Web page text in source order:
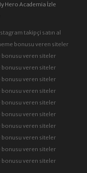
Hero Academia İzle
takipçi satın al
bonusu veren siteler
bonusu veren siteler
bonusu veren siteler
bonusu veren siteler
bonusu veren siteler
bonusu veren siteler
bonusu veren siteler
bonusu veren siteler
bonusu veren siteler
bonusu veren siteler
bonusu veren siteler